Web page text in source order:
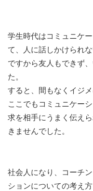
学生時代はコミュニケ
て、人に話しかけられ
ですから友人もできず
た。
すると、間もなくイジメ
ここでもコミュニケー
求を相手にうまく伝え
きませんでした。
社会人になり、コーチ
ションについての考え